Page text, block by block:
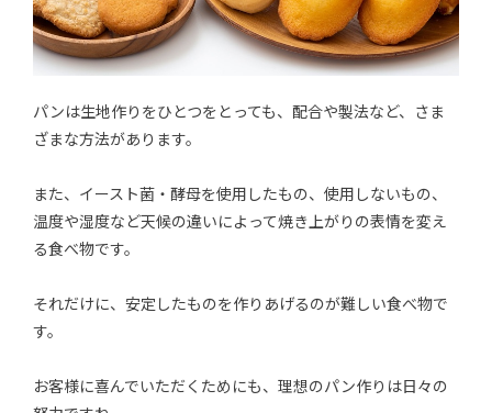
パンは生地作りをひとつをとっても、配合や製法など、さま
ざまな方法があります。
また、イースト菌・酵母を使用したもの、使用しないもの、
温度や湿度など天候の違いによって焼き上がりの表情を変え
る食べ物です。
それだけに、安定したものを作りあげるのが難しい食べ物で
す。
お客様に喜んでいただくためにも、理想のパン作りは日々の